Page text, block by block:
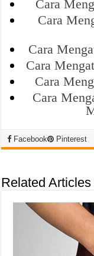
Cara
Cara
Cara
Cara
Cara
Cara
Facebook Pinterest
Related Articles